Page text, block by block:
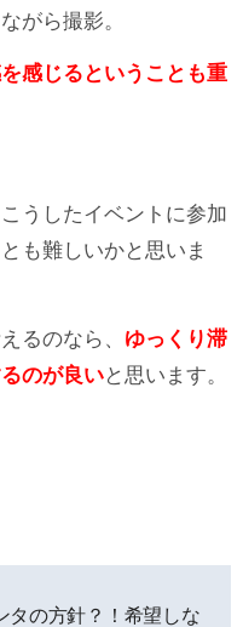
がら撮影。
感じるということも重
うしたイベントに参加
も難しいかと思いま
るのなら、 ゆっくり滞
のが良いと思います。
タの方針？！希望しな